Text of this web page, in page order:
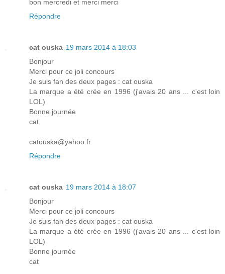
bon mercredi et merci merci
Répondre
cat ouska 19 mars 2014 à 18:03
Bonjour
Merci pour ce joli concours
Je suis fan des deux pages : cat ouska
La marque a été crée en 1996 (j'avais 20 ans ... c'est loin
LOL)
Bonne journée
cat
catouska@yahoo.fr
Répondre
cat ouska 19 mars 2014 à 18:07
Bonjour
Merci pour ce joli concours
Je suis fan des deux pages : cat ouska
La marque a été crée en 1996 (j'avais 20 ans ... c'est loin
LOL)
Bonne journée
cat